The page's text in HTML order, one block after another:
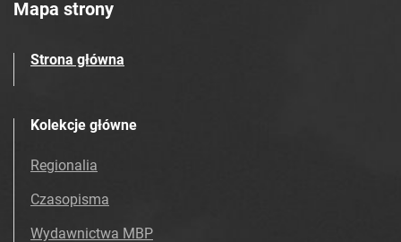
Mapa strony
Strona główna
Kolekcje główne
Regionalia
Czasopisma
Wydawnictwa MBP